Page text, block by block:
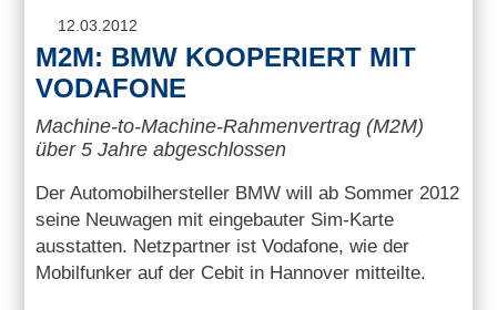
12.03.2012
M2M: BMW KOOPERIERT MIT
VODAFONE
Machine-to-Machine-Rahmenvertrag (M2M)
über 5 Jahre abgeschlossen
Der Automobilhersteller BMW will ab Sommer 2012
seine Neuwagen mit eingebauter Sim-Karte
ausstatten. Netzpartner ist Vodafone, wie der
Mobilfunker auf der Cebit in Hannover mitteilte.